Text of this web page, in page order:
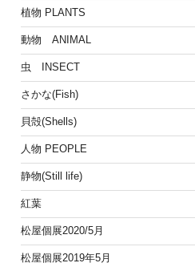
植物 PLANTS
動物 ANIMAL
虫 INSECT
さかな(Fish)
貝殻(Shells)
人物 PEOPLE
静物(Still life)
紅葉
松屋個展2020/5月
松屋個展2019年5月